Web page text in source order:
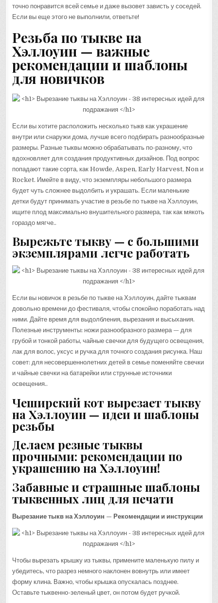
точно понравится всей семье и даже вызовет зависть у соседей.
Если вы еще этого не выполнили, ответьте!
Резьба по тыкве на
Хэллоуин — важные
рекомендации и шаблоны
для новичков
Если вы хотите расположить несколько тыкв как украшение
внутри или снаружи дома, лучше всего подбирать разнообразные
размеры. Разные тыквы можно обрабатывать по-разному, что
вдохновляет для создания продуктивных дизайнов. Под вопрос
попадают такие сорта, как Howde, Aspen, Early Harvest, Non и
Rocket. Имейте в виду, что экземпляры небольшого размера
будет чуть сложнее выдолбить и украшать. Если маленькие
детки будут принимать участие в резьбе по тыкве на Хэллоуин,
ищите плод максимально внушительного размера, так как мякоть
гораздо мягче..
Вырежьте тыкву — с большими
экземплярами легче работать
Если вы новичок в резьбе по тыкве на Хэллоуин, дайте тыквам
довольно времени до фестиваля, чтобы спокойно поработать над
ними. Дайте время для выдолбления, вырезания и высыхания.
Полезные инструменты: ножи разнообразного размера — для
грубой и тонкой работы, чайные свечки для будущего освещения,
лак для волос, уксус и ручка для точного создания рисунка. Наш
совет: для несовершеннолетних детей в семье поменяйте свечки
и чайные свечки на батарейки или струнные источники
освещения..
Чеширский кот вырезает тыкву
на Хэллоуин — идеи и шаблоны
резьбы
Делаем резные тыквы
прочными: рекомендации по
украшению на Хэллоуин!
Забавные и страшные шаблоны
тыквенных лиц для печати
Вырезание тыкв на Хэллоуин — Рекомендации и инструкции
Чтобы вырезать крышку из тыквы, примените маленькую пилу и
убедитесь, что разрез немного наклонен вовнутрь или имеет
форму клина. Важно, чтобы крышка опускалась позднее.
Оставьте тыквенно-зеленый цвет, он потом будет ручкой.